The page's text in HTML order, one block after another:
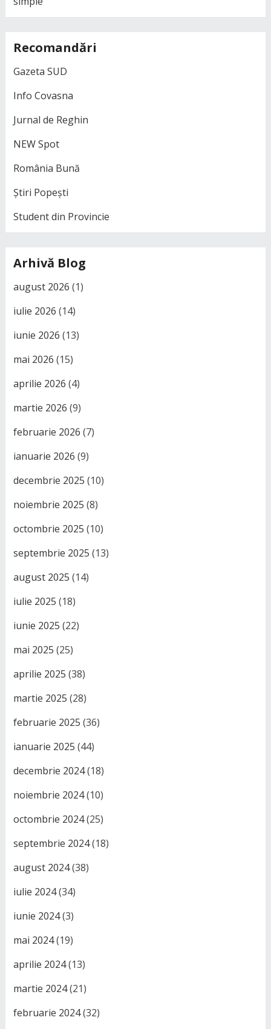
Recomandări
Gazeta SUD
Info Covasna
Jurnal de Reghin
NEW Spot
România Bună
Știri Popești
Student din Provincie
Arhivă Blog
august 2026 (1)
iulie 2026 (14)
iunie 2026 (13)
mai 2026 (15)
aprilie 2026 (4)
martie 2026 (9)
februarie 2026 (7)
ianuarie 2026 (9)
decembrie 2025 (10)
noiembrie 2025 (8)
octombrie 2025 (10)
septembrie 2025 (13)
august 2025 (14)
iulie 2025 (18)
iunie 2025 (22)
mai 2025 (25)
aprilie 2025 (38)
martie 2025 (28)
februarie 2025 (36)
ianuarie 2025 (44)
decembrie 2024(18)
noiembrie 2024(10)
octombrie 2024(25)
septembrie 2024(18)
august 2024(38)
iulie 2024(34)
iunie 2024(3)
mai 2024(19)
aprilie 2024(13)
martie 2024(21)
februarie 2024(32)